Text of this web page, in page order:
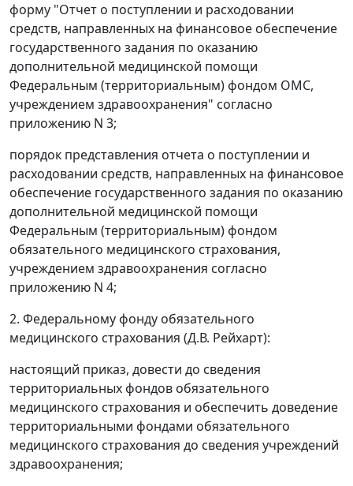
форму "Отчет о поступлении и расходовании
средств, направленных на финансовое обеспечение
государственного задания по оказанию
дополнительной медицинской помощи
Федеральным (территориальным) фондом ОМС,
учреждением здравоохранения" согласно
приложению N 3;
порядок представления отчета о поступлении и
расходовании средств, направленных на финансовое
обеспечение государственного задания по оказанию
дополнительной медицинской помощи
Федеральным (территориальным) фондом
обязательного медицинского страхования,
учреждением здравоохранения согласно
приложению N 4;
2. Федеральному фонду обязательного
медицинского страхования (Д.В. Рейхарт):
настоящий приказ, довести до сведения
территориальных фондов обязательного
медицинского страхования и обеспечить доведение
территориальными фондами обязательного
медицинского страхования до сведения учреждений
здравоохранения;